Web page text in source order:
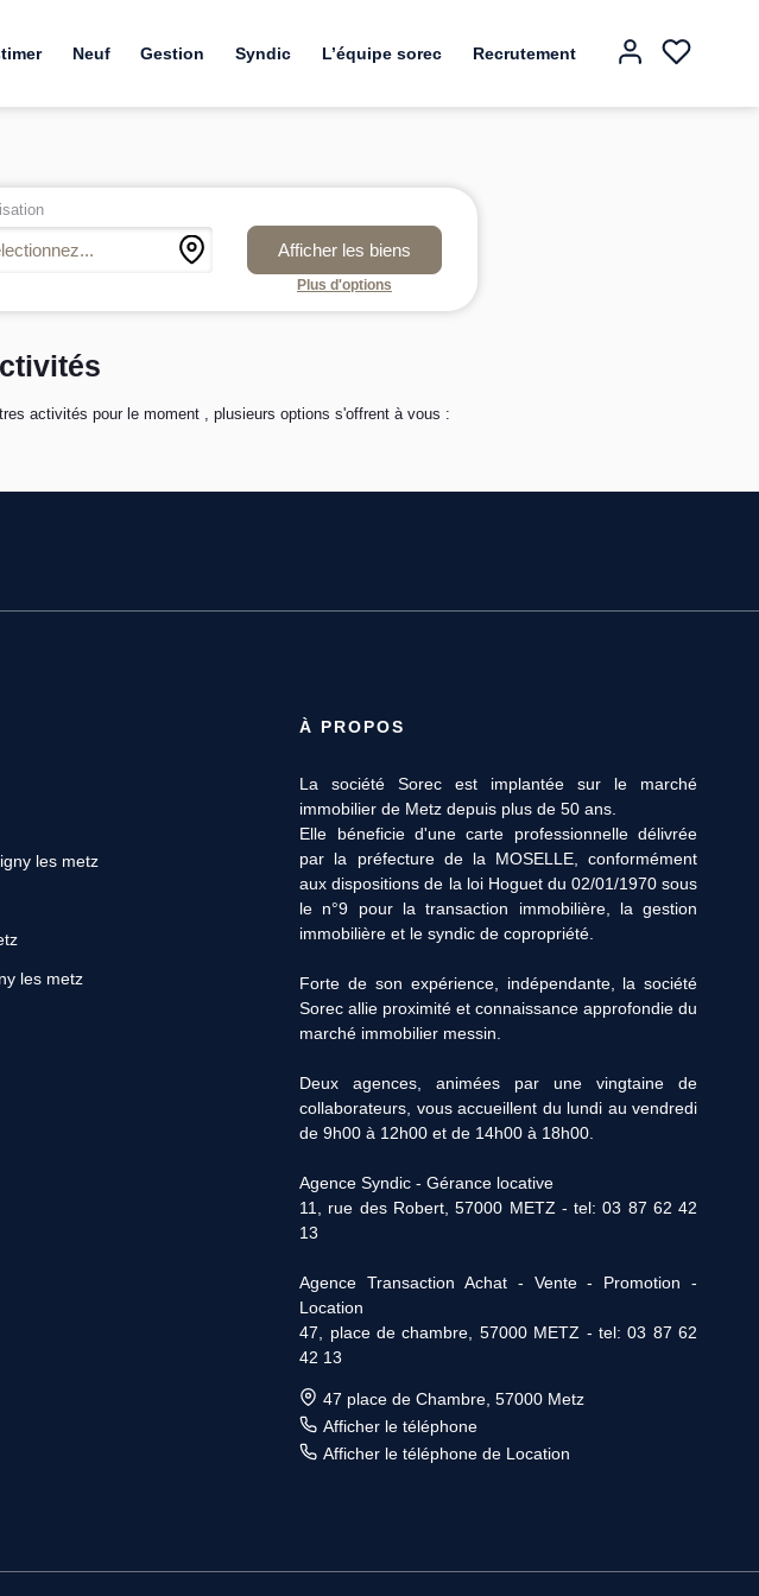
Neuf Gestion Syndic L’équipe sorec Recrutement
Plus d'options
activités pour le moment , plusieurs options s'offrent à vous :
les metz
les metz
À PROPOS
La société Sorec est implantée sur le marché
immobilier de Metz depuis plus de 50 ans.
Elle béneficie d'une carte professionnelle délivrée
par la préfecture de la MOSELLE, conformément
aux dispositions de la loi Hoguet du 02/01/1970 sous
le n°9 pour la transaction immobilière, la gestion
immobilière et le syndic de copropriété.
Forte de son expérience, indépendante, la société
Sorec allie proximité et connaissance approfondie du
marché immobilier messin.
Deux agences, animées par une vingtaine de
collaborateurs, vous accueillent du lundi au vendredi
de 9h00 à 12h00 et de 14h00 à 18h00.
Agence Syndic - Gérance locative
11, rue des Robert, 57000 METZ - tel: 03 87 62 42
13
Agence Transaction Achat - Vente - Promotion -
Location
47, place de chambre, 57000 METZ - tel: 03 87 62
42 13
47 place de Chambre, 57000 Metz
Afficher le téléphone
Afficher le téléphone de Location